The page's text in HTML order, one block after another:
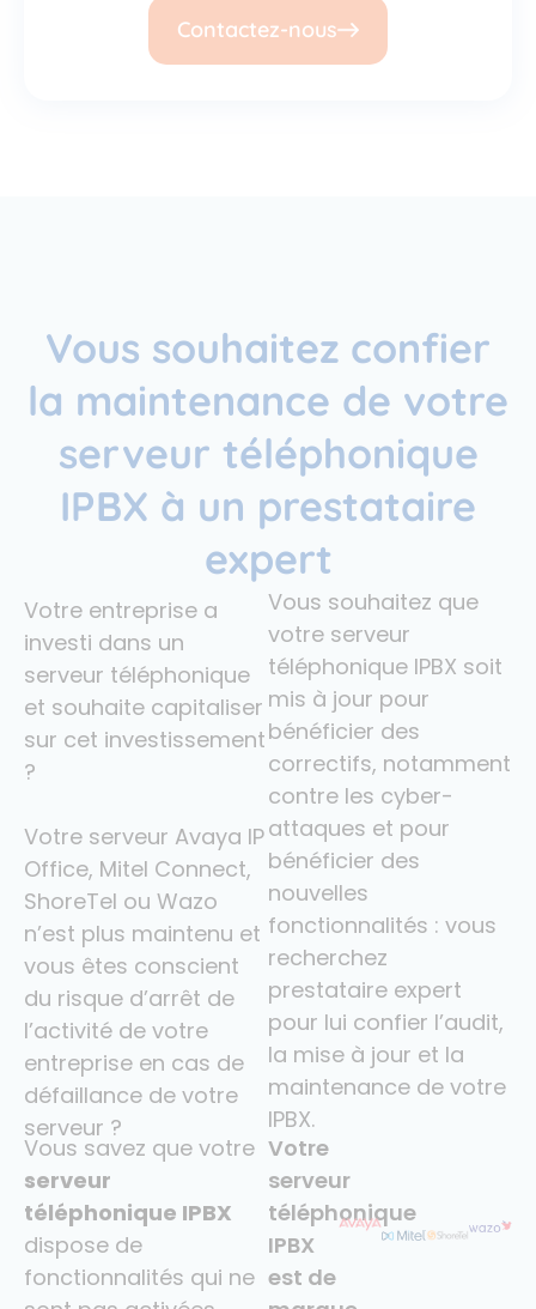
Contactez-nous
Vous souhaitez confier
la maintenance de votre
serveur téléphonique
IPBX à un prestataire
expert
Votre entreprise a
investi dans un
serveur téléphonique
et souhaite capitaliser
sur cet investissement
?
Votre serveur Avaya IP
Office, Mitel Connect,
ShoreTel ou Wazo
n’est plus maintenu et
vous êtes conscient
du risque d’arrêt de
l’activité de votre
entreprise en cas de
défaillance de votre
serveur ?
Vous souhaitez que
votre serveur
téléphonique IPBX soit
mis à jour pour
bénéficier des
correctifs, notamment
contre les cyber-
attaques et pour
bénéficier des
nouvelles
fonctionnalités : vous
recherchez
prestataire expert
pour lui confier l’audit,
la mise à jour et la
maintenance de votre
IPBX.
Vous savez que votre
serveur
téléphonique IPBX
dispose de
fonctionnalités qui ne
Votre
serveur
téléphonique
IPBX
est de